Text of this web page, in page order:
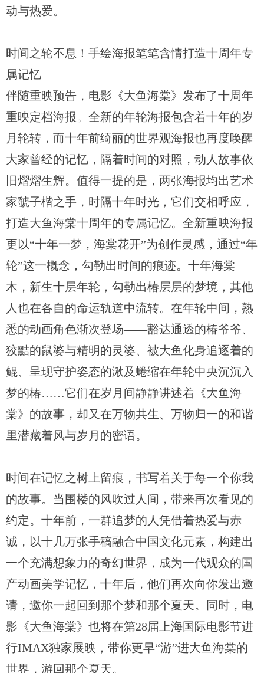
动与热爱。
时间之轮不息！手绘海报笔笔含情打造十周年专
属记忆
伴随重映预告，电影《大鱼海棠》发布了十周年
重映定档海报。全新的年轮海报包含着十年的岁
月轮转，而十年前绮丽的世界观海报也再度唤醒
大家曾经的记忆，隔着时间的对照，动人故事依
旧熠熠生辉。值得一提的是，两张海报均出艺术
家虢子楷之手，时隔十年时光，它们交相呼应，
打造大鱼海棠十周年的专属记忆。全新重映海报
更以“十年一梦，海棠花开”为创作灵感，通过“年
轮”这一概念，勾勒出时间的痕迹。十年海棠
木，新生十层年轮，勾勒出椿层层的梦境，其他
人也在各自的命运轨道中流转。在年轮中间，熟
悉的动画角色渐次登场——豁达通透的椿爷爷、
狡黠的鼠婆与精明的灵婆、被大鱼化身追逐着的
鲲、呈现守护姿态的湫及蜷缩在年轮中央沉沉入
梦的椿……它们在岁月间静静讲述着《大鱼海
棠》的故事，却又在万物共生、万物归一的和谐
里潜藏着风与岁月的密语。
时间在记忆之树上留痕，书写着关于每一个你我
的故事。当围楼的风吹过人间，带来再次看见的
约定。十年前，一群追梦的人凭借着热爱与赤
诚，以十几万张手稿融合中国文化元素，构建出
一个充满想象力的奇幻世界，成为一代观众的国
产动画美学记忆，十年后，他们再次向你发出邀
请，邀你一起回到那个梦和那个夏天。同时，电
影《大鱼海棠》也将在第28届上海国际电影节进
行IMAX独家展映，带你更早“游”进大鱼海棠的
世界，游回那个夏天。